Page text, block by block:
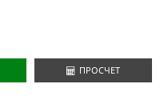
ПРОСЧЕТ